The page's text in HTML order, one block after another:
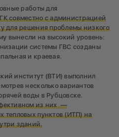
работы для
совместно с администрацией
для решения проблемы низкого
вынесли на высокий уровень:
системы ГВС созданы
и краевая.
институт (ВТИ) выполнил
несколько вариантов
воды в Рубцовске.
из них —
тепловых пунктов (ИТП) на
зданий.